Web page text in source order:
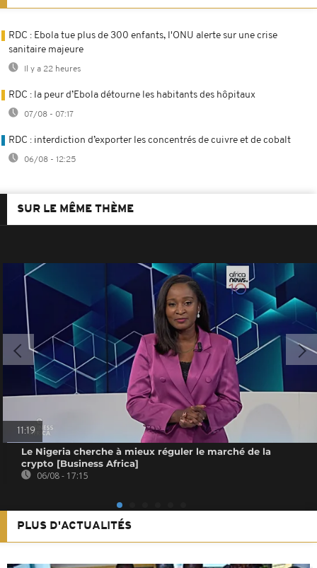
RDC : Ebola tue plus de 300 enfants, l'ONU alerte sur une crise
sanitaire majeure
Il y a 22 heures
RDC : la peur d’Ebola détourne les habitants des hôpitaux
07/08 - 07:17
RDC : interdiction d’exporter les concentrés de cuivre et de cobalt
06/08 - 12:25
SUR LE MÊME THÈME
11:19
Le Nigeria cherche à mieux réguler le marché de la
crypto [Business Africa]
06/08 - 17:15
PLUS D'ACTUALITÉS